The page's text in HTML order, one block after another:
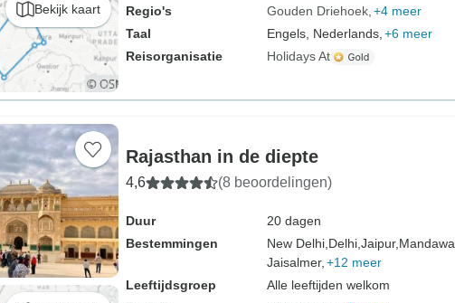
Bekijk kaart
Regio's
Gouden Driehoek +4 meer
Taal
Engels, Nederlands, +6 meer
Reisorganisatie
Holidays At
Rajasthan in de diepte
4,6 (8 beoordelingen)
Duur
20 dagen
Bestemmingen
New Delhi, Delhi, Jaipur, Mandawa,
Jaisalmer, +12 meer
Leeftijdsgroep
Alle leeftijden welkom